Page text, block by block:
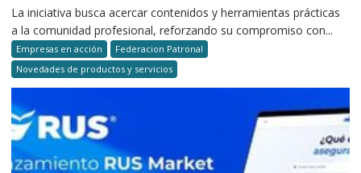
La iniciativa busca acercar contenidos y herramientas prácticas
a la comunidad profesional, reforzando su compromiso con...
Empresas en acción
Federacion Patronal
Novedades de productos y servicios